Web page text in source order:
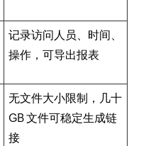
记录访问人员、时间、
操作，可导出报表
无文件大小限制，几十
GB 文件可稳定生成链
接